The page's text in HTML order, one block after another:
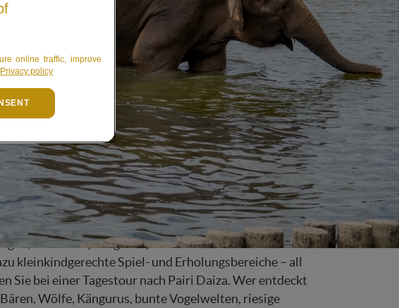
besonderen Ausflug
oder Kleinkind
lernen, Spaß haben: Kleine Kinder entdecken die
Kinder lieben Tiere. Gönnen Sie sich jetzt eine der
Aktivitäten mit Kleinkindern in einem der besten
Zoos Europas! Süße Tierbabys und
aus fünf Kontinenten, bekannte Tierarten und neue
die kleine (und große) Menschen vor Freude strahlen
kleinkindgerechte Spiel- und Erholungsbereiche – all
Sie bei einer Tagestour nach Pairi Daiza. Wer entdeckt
Wölfe, Kängurus, bunte Vogelwelten, riesige
online traffic, improve
Privacy policy